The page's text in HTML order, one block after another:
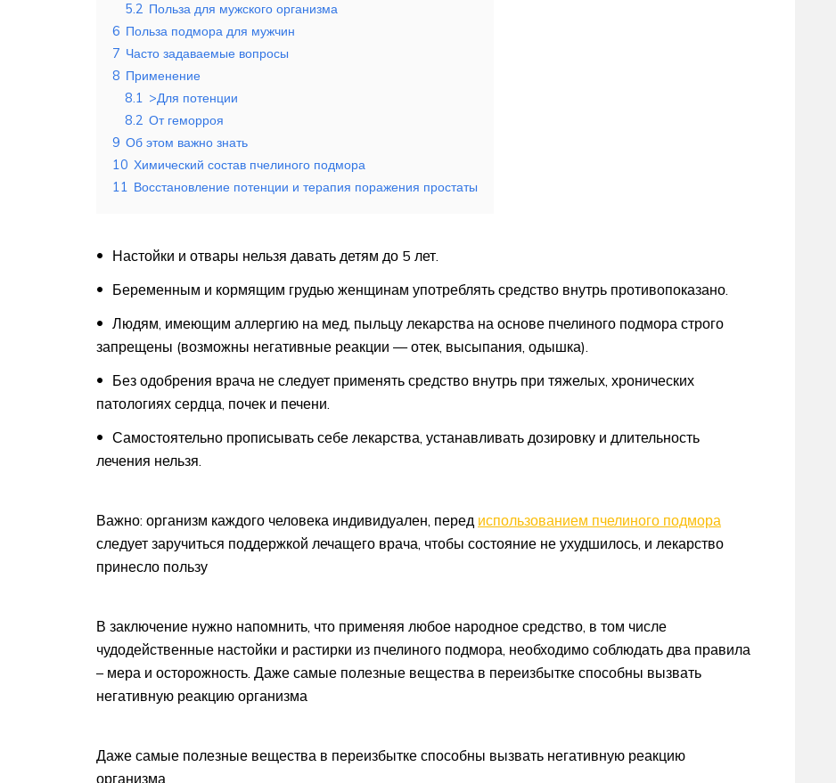
5.2 Польза для мужского организма
6 Польза подмора для мужчин
7 Часто задаваемые вопросы
8 Применение
8.1 >Для потенции
8.2 От геморроя
9 Об этом важно знать
10 Химический состав пчелиного подмора
11 Восстановление потенции и терапия поражения простаты
Настойки и отвары нельзя давать детям до 5 лет.
Беременным и кормящим грудью женщинам употреблять средство внутрь противопоказано.
Людям, имеющим аллергию на мед, пыльцу лекарства на основе пчелиного подмора строго
запрещены (возможны негативные реакции — отек, высыпания, одышка).
Без одобрения врача не следует применять средство внутрь при тяжелых, хронических
патологиях сердца, почек и печени.
Самостоятельно прописывать себе лекарства, устанавливать дозировку и длительность
лечения нельзя.
Важно: организм каждого человека индивидуален, перед использованием пчелиного подмора
следует заручиться поддержкой лечащего врача, чтобы состояние не ухудшилось, и лекарство
принесло пользу
В заключение нужно напомнить, что применяя любое народное средство, в том числе
чудодейственные настойки и растирки из пчелиного подмора, необходимо соблюдать два правила
– мера и осторожность. Даже самые полезные вещества в переизбытке способны вызвать
негативную реакцию организма
Даже самые полезные вещества в переизбытке способны вызвать негативную реакцию
организма